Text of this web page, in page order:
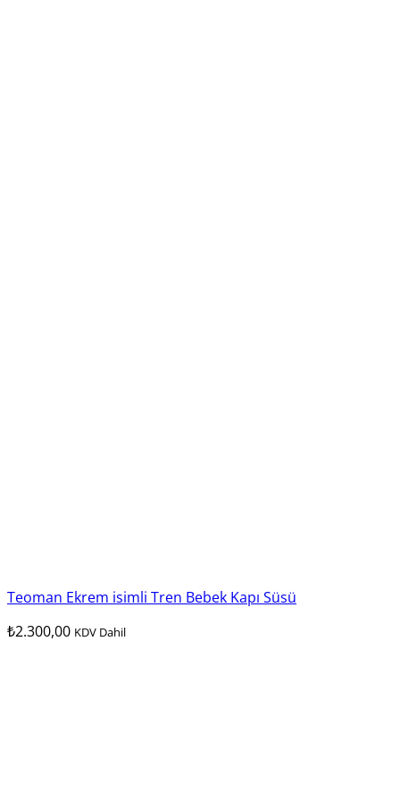
Teoman Ekrem isimli Tren Bebek Kapı Süsü
₺2.300,00 KDV Dahil